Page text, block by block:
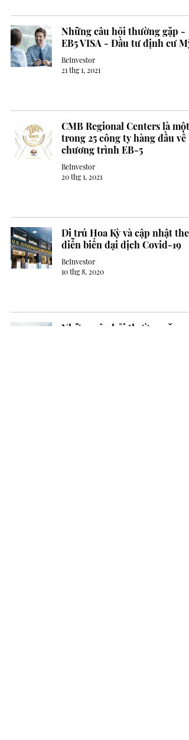
Những câu hỏi thường gặp -
EB5 VISA - Đầu tư định cư Mỹ
BeInvestor
21 thg 1, 2021
CMB Regional Centers là một
trong 25 công ty hàng đầu về
chương trình EB-5
BeInvestor
20 thg 1, 2021
Di trú Hoa Kỳ và cập nhật theo
diễn biến đại dịch Covid-19
BeInvestor
10 thg 8, 2020
Những câu hỏi thường gặp -